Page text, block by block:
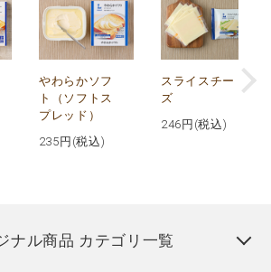
やわらかソフ
ト（ソフトス
プレッド）
235 円(税込)
スライスチー
ズ
246 円(税込)
ナル商品 カテゴリ一覧